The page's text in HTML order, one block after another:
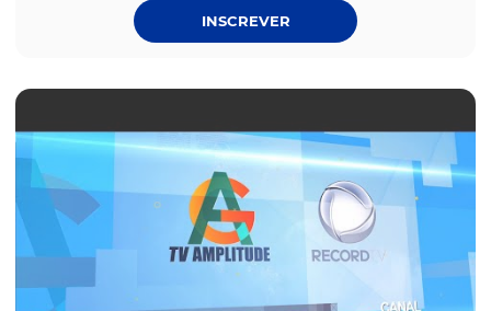
INSCREVER